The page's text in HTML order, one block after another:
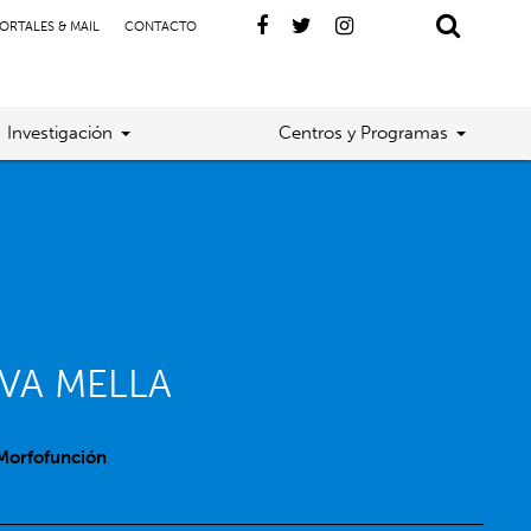
& MAIL CONTACTO
Investigación Centros y Programas
MELLA